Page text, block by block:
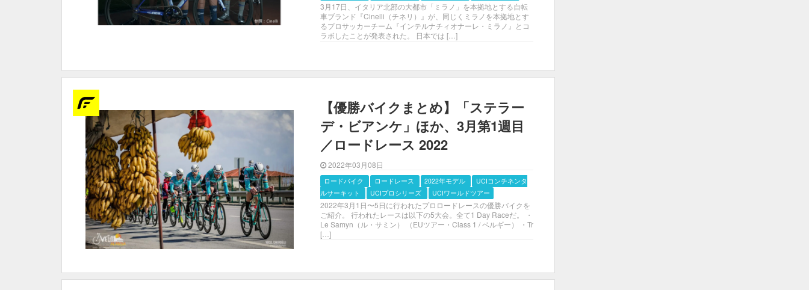
3月17日、イタリア北部の大都市「ミラノ」を本拠地とする自転
車ブランド『Cinelli（チネリ）』が、同じくミラノを本拠地とす
るプロサッカーチーム『インテルナチィオナーレ・ミラノ』とコ
ラボしたことが発表された。 日本では […]
【優勝バイクまとめ】「ステラー
デ・ビアンケ」ほか、3月第1週目
／ロードレース 2022
2022年03月08日
ロードバイク ロードレース 2022年モデル
UCIコンチネンタ
ルサーキット
UCIプロシリーズ UCIワールドツアー
2022年3月1日〜5日に行われたプロロードレースの優勝バイクを
ご紹介。 行われたレースは以下の5大会。全て1 Day Raceだ。 ・
Le Samyn（ル・サミン） （EUツアー・Class 1 / ベルギー） ・Tr
[…]